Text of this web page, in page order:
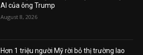
AI của ông Trump
August 8, 2026
Hơn 1 triệu người Mỹ rời bỏ thị trường lao